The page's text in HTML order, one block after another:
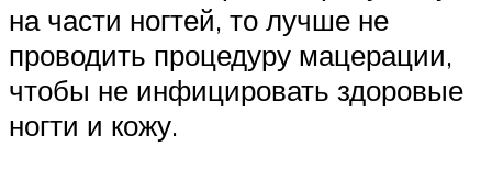
на части ногтей, то лучше не
проводить процедуру мацерации,
чтобы не инфицировать здоровые
ногти и кожу.